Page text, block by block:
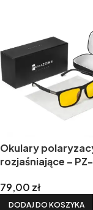
Okulary
rozjaśniające –
79,00 zł
DODAJ DO KOSZYKA